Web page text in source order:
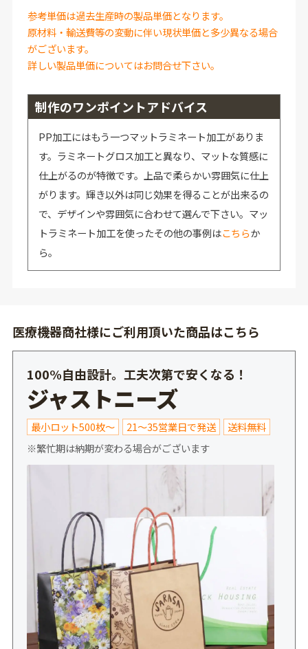
参考単価は過去生産時の製品単価となります。
原材料・輸送費等の変動に伴い現状単価と多少異なる場合
がございます。
詳しい製品単価についてはお問合せ下さい。
制作のワンポイントアドバイス
PP加工にはもう一つマットラミネート加工がありま
す。ラミネートグロス加工と異なり、マットな質感に
仕上がるのが特徴です。上品で柔らかい雰囲気に仕上
がります。輝き以外は同じ効果を得ることが出来るの
で、デザインや雰囲気に合わせて選んで下さい。マッ
トラミネート加工を使ったその他の事例はこちらか
ら。
医療機器商社様にご利用頂いた商品はこちら
100%自由設計。工夫次第で安くなる！
ジャストニーズ
最小ロット500枚～ 21～35営業日で発送
送料無料
※繁忙期は納期が変わる場合がございます